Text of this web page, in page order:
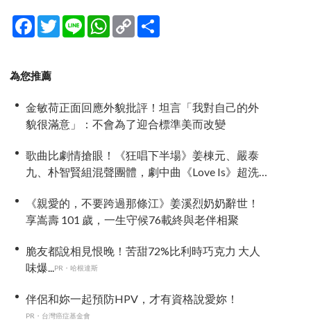
Facebook
TwitterLine WhatsApp
Copy
Link
為您推薦
金敏荷正面回應外貌批評！坦言「我對自己的外
貌很滿意」：不會為了迎合標準美而改變
歌曲比劇情搶眼！《狂唱下半場》姜棟元、嚴泰
九、朴智賢組混聲團體，劇中曲《Love Is》超洗
《親愛的，不要跨過那條江》姜溪烈奶奶辭世！
享嵩壽 101 歲，一生守候76載終與老伴相聚
脆友都說相見恨晚！苦甜72%比利時巧克力 大人
味爆...PR・哈根達斯
伴侶和妳一起預防HPV，才有資格說愛妳！
PR・台灣癌症基金會